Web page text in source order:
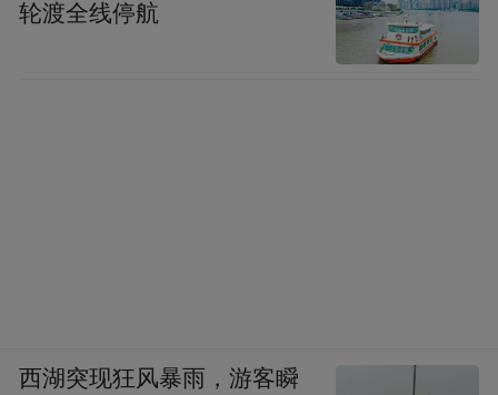
轮渡全线停航
西湖突现狂风暴雨，游客瞬